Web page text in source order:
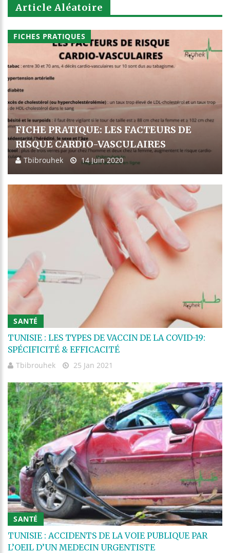
Article Aléatoire
FICHES PRATIQUES
FICHE PRATIQUE: LES FACTEURS DE
RISQUE CARDIO-VASCULAIRES
Tbibrouhek 14 Juin 2020
SANTÉ
TUNISIE : LES TYPES DE VACCIN DE LA COVID-19:
SPÉCIFICITÉ & EFFICACITÉ
Tbibrouhek 25 Jan 2021
SANTÉ
TUNISIE : ACCIDENTS DE LA VOIE PUBLIQUE PAR
L’OEIL D’UN MEDECIN URGENTISTE